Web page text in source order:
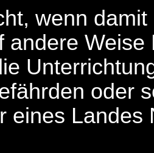
wenn
andere Weise
oder
eines Landes